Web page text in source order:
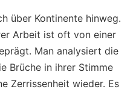
über Kontinente hinweg.
Arbeit ist oft von einer
Man analysiert die
Brüche in ihrer Stimme
Zerrissenheit wieder. Es